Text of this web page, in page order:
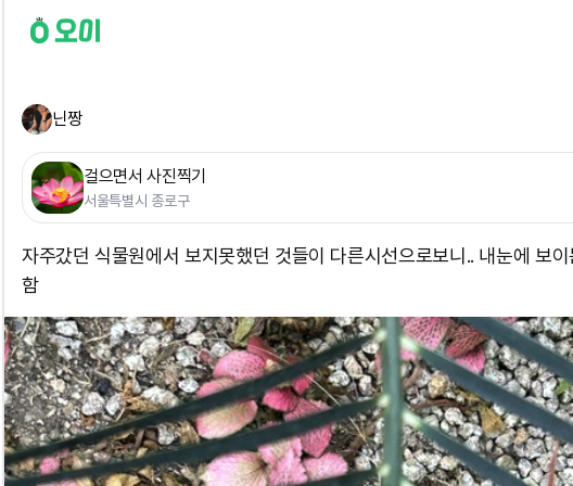
닌짱
걸으면서 사진찍기
서울특별시 종로구
자주갔던 식물원에서 보지못했던 것들이 다른시선으로보니.. 내눈에 보
함